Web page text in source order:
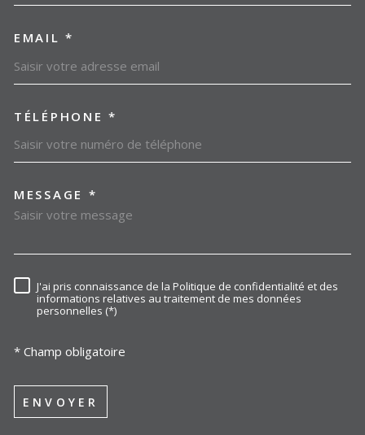
EMAIL *
TÉLÉPHONE *
MESSAGE *
RÈGLEMENTATION
J'ai pris connaissance de la Politique de confidentialité et des
informations relatives au traitement de mes données
personnelles (*)
* Champ obligatoire
ENVOYER